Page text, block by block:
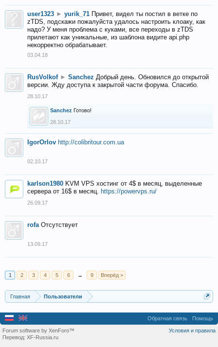
user1323 ► yurik_71 Привет, видел ты постил в ветке по
zTDS, подскажи пожалуйста удалось настроить клоаку, как
надо? У меня проблема с куками, все переходы в zTDS
прилетают как уникальные, из шаблона видите api.php
некорректно обрабатывает.
03.04.18
RusVolkof ► Sanchez Добрый день. Обновился до открытой
версии. Жду доступа к закрытой части форума. Спасибо.
28.10.17
Sanchez Готово!
28.10.17
IgorOrlov http://colibritour.com.ua
02.10.17
karlson1980 KVM VPS хостинг от 4$ в месяц, выделенные
сервера от 16$ в месяц. https://powervps.ru/
26.09.17
rofa Отсутствует
13.09.17
1 2 3 4 5 6 → 9 Вперёд >
Главная Пользователи
Обратная связь Помощь
Условия и правила
Forum software by XenForo™
Перевод: XF-Russia.ru